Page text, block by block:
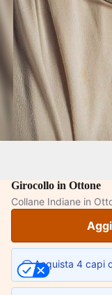
Girocollo in Ottone
Collane Indiane in
Acquista 4 capi